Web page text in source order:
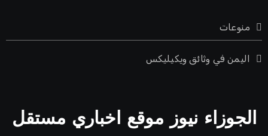
منوعات
اليمن في وثائق ويكيليكس
الجوزاء نيوز موقع اخباري مستقل